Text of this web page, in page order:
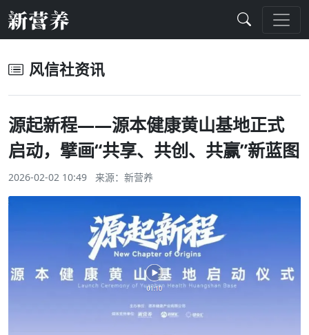
风信社资讯
源起新程——源本健康黄山基地正式
启动，擘画“共享、共创、共赢”新蓝图
2026-02-02 10:49 来源： 新营养